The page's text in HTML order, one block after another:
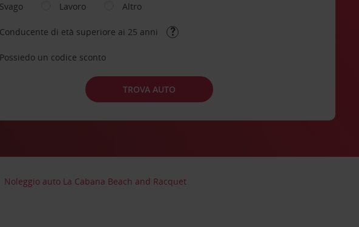
Svago
Lavoro Altro
Conducente di età superiore ai 25 anni
Possiedo un codice sconto
TROVA AUTO
Noleggio auto La Cabana Beach and Racquet